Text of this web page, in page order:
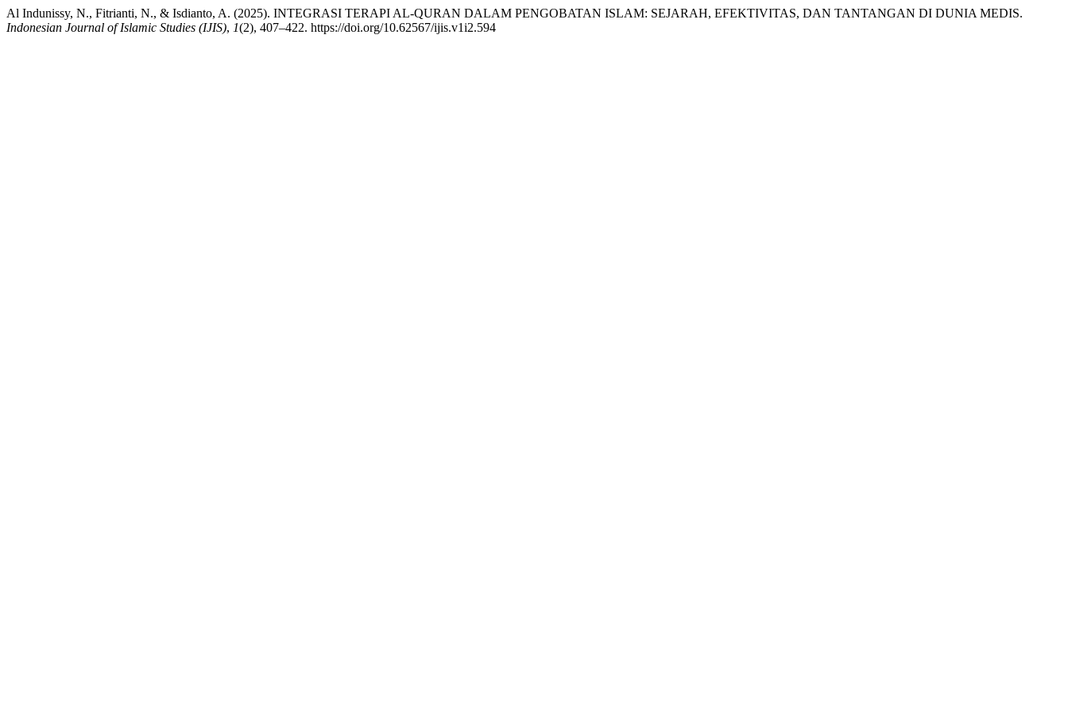
Al Indunissy, N., Fitrianti, N., & Isdianto, A. (2025). INTEGRASI TERAPI AL-QURAN DALAM PENGOBATAN ISLAM: SEJARAH, EFEKTIVITAS, DAN TANTANGAN DI DUNIA MEDIS.
Indonesian Journal of Islamic Studies (IJIS), 1(2), 407–422. https://doi.org/10.62567/ijis.v1i2.594